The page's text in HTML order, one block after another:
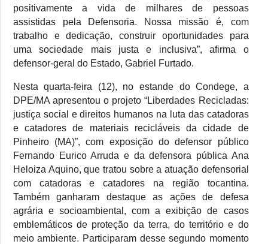
positivamente a vida de milhares de pessoas
assistidas pela Defensoria. Nossa missão é, com
trabalho e dedicação, construir oportunidades para
uma sociedade mais justa e inclusiva”, afirma o
defensor-geral do Estado, Gabriel Furtado.
Nesta quarta-feira (12), no estande do Condege, a
DPE/MA apresentou o projeto “Liberdades Recicladas:
justiça social e direitos humanos na luta das catadoras
e catadores de materiais recicláveis da cidade de
Pinheiro (MA)”, com exposição do defensor público
Fernando Eurico Arruda e da defensora pública Ana
Heloiza Aquino, que tratou sobre a atuação defensorial
com catadoras e catadores na região tocantina.
Também ganharam destaque as ações de defesa
agrária e socioambiental, com a exibição de casos
emblemáticos de proteção da terra, do território e do
meio ambiente. Participaram desse segundo momento